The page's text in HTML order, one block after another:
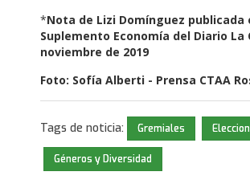
*Nota de Lizi Domínguez publicada
Suplemento Economía del Diario La
noviembre de 2019
Foto: Sofía Alberti - Prensa CTAA
Tags de noticia: Gremiales
Géneros y Diversidad